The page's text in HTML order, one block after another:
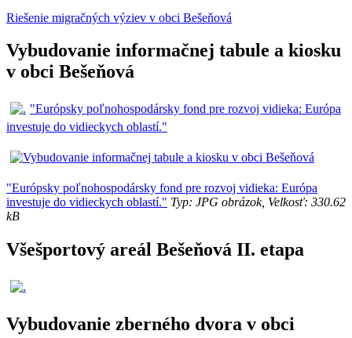
Riešenie migračných výziev v obci Bešeňová
Vybudovanie informačnej tabule a kiosku
v obci Bešeňová
"Európsky poľnohospodársky fond pre rozvoj vidieka: Európa
investuje do vidieckych oblastí."
"Európsky poľnohospodársky fond pre rozvoj vidieka: Európa
investuje do vidieckych oblastí." Typ: JPG obrázok, Velkosť: 330.62
kB
Všešportový areál Bešeňová II. etapa
Vybudovanie zberného dvora v obci